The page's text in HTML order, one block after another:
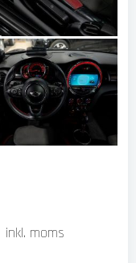
inkl. moms